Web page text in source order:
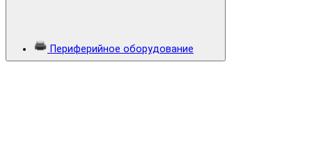
Периферийное оборудование